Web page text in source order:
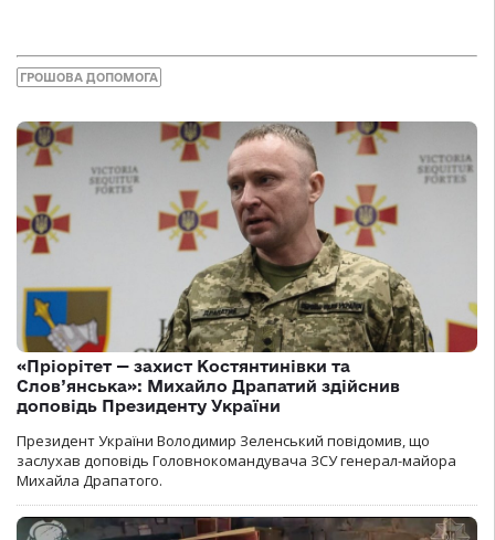
ГРОШОВА ДОПОМОГА
«Пріорітет — захист Костянтинівки та
Слов’янська»: Михайло Драпатий здійснив
доповідь Президенту України
Президент України Володимир Зеленський повідомив, що
заслухав доповідь Головнокомандувача ЗСУ генерал-майора
Михайла Драпатого.